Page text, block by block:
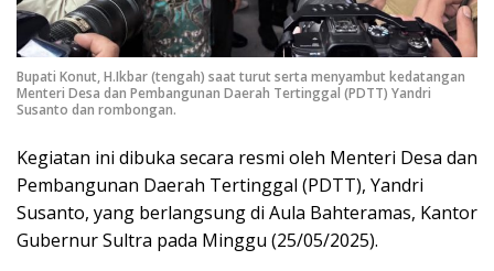
Bupati Konut, H.Ikbar (tengah) saat turut serta menyambut kedatangan
Menteri Desa dan Pembangunan Daerah Tertinggal (PDTT) Yandri
Susanto dan rombongan.
Kegiatan ini dibuka secara resmi oleh Menteri Desa dan
Pembangunan Daerah Tertinggal (PDTT), Yandri
Susanto, yang berlangsung di Aula Bahteramas, Kantor
Gubernur Sultra pada Minggu (25/05/2025).